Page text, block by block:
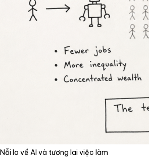
Nỗi lo về AI và tương lai việc làm